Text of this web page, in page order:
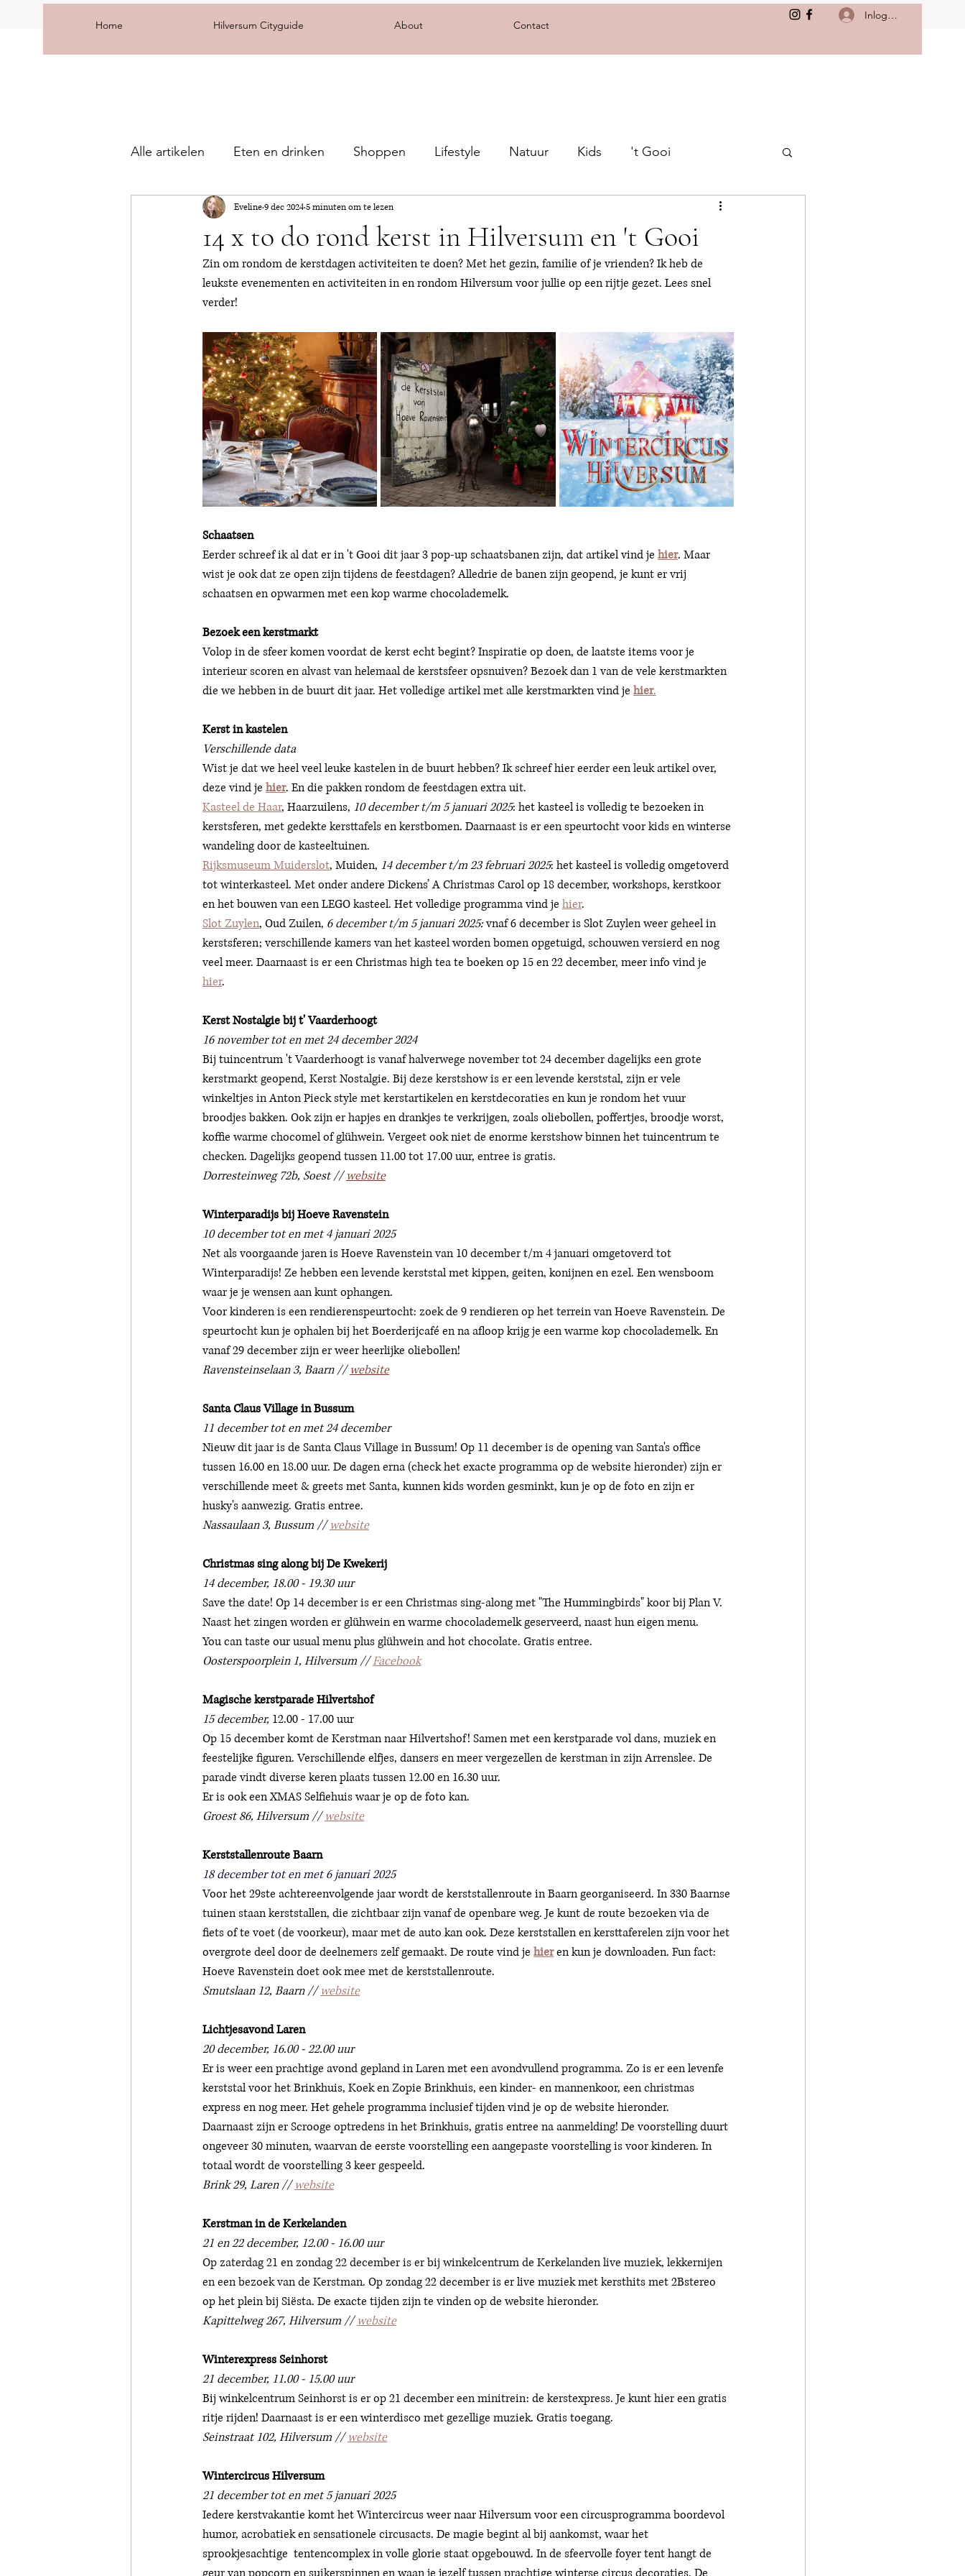
Home Hilversum Cityguide About Contact
Inloggen
Alle artikelen Eten en drinken Shoppen Lifestyle Natuur Kids 't Gooi
14 x to do rond kerst in Hilversum en 't Gooi
Eveline9 dec 20245 minuten om te lezen
Zin om rondom de kerstdagen activiteiten te doen? Met het gezin, familie of je vrienden? Ik heb de
leukste evenementen en activiteiten in en rondom Hilversum voor jullie op een rijtje gezet. Lees snel
verder!
Schaatsen
Eerder schreef ik al dat er in 't Gooi dit jaar 3 pop-up schaatsbanen zijn, dat artikel vind je hier. Maar
wist je ook dat ze open zijn tijdens de feestdagen? Alledrie de banen zijn geopend, je kunt er vrij
schaatsen en opwarmen met een kop warme chocolademelk.
Bezoek een kerstmarkt
Volop in de sfeer komen voordat de kerst echt begint? Inspiratie op doen, de laatste items voor je
interieur scoren en alvast van helemaal de kerstsfeer opsnuiven? Bezoek dan 1 van de vele kerstmarkten
die we hebben in de buurt dit jaar. Het volledige artikel met alle kerstmarkten vind je hier.
Kerst in kastelen
Verschillende data
Wist je dat we heel veel leuke kastelen in de buurt hebben? Ik schreef hier eerder een leuk artikel over,
deze vind je hier. En die pakken rondom de feestdagen extra uit.
Kasteel de Haar, Haarzuilens, 10 december t/m 5 januari 2025: het kasteel is volledig te bezoeken in
kerstsferen, met gedekte kersttafels en kerstbomen. Daarnaast is er een speurtocht voor kids en winterse
wandeling door de kasteeltuinen.
Rijksmuseum Muiderslot, Muiden, 14 december t/m 23 februari 2025: het kasteel is volledig omgetoverd
tot winterkasteel. Met onder andere Dickens’ A Christmas Carol op 18 december, workshops, kerstkoor
en het bouwen van een LEGO kasteel. Het volledige programma vind je hier.
Slot Zuylen, Oud Zuilen, 6 december t/m 5 januari 2025: vnaf 6 december is Slot Zuylen weer geheel in
kerstsferen; verschillende kamers van het kasteel worden bomen opgetuigd, schouwen versierd en nog
veel meer. Daarnaast is er een Christmas high tea te boeken op 15 en 22 december, meer info vind je
hier.
Kerst Nostalgie bij t' Vaarderhoogt
16 november tot en met 24 december 2024
Bij tuincentrum 't Vaarderhoogt is vanaf halverwege november tot 24 december dagelijks een grote
kerstmarkt geopend, Kerst Nostalgie. Bij deze kerstshow is er een levende kerststal, zijn er vele
winkeltjes in Anton Pieck style met kerstartikelen en kerstdecoraties en kun je rondom het vuur
broodjes bakken. Ook zijn er hapjes en drankjes te verkrijgen, zoals oliebollen, poffertjes, broodje worst,
koffie warme chocomel of glühwein. Vergeet ook niet de enorme kerstshow binnen het tuincentrum te
checken. Dagelijks geopend tussen 11.00 tot 17.00 uur, entree is gratis.
Dorresteinweg 72b, Soest // website
Winterparadijs bij Hoeve Ravenstein
10 december tot en met 4 januari 2025
Net als voorgaande jaren is Hoeve Ravenstein van 10 december t/m 4 januari omgetoverd tot
Winterparadijs! Ze hebben een levende kerststal met kippen, geiten, konijnen en ezel. Een wensboom
waar je je wensen aan kunt ophangen.
Voor kinderen is een rendierenspeurtocht: zoek de 9 rendieren op het terrein van Hoeve Ravenstein. De
speurtocht kun je ophalen bij het Boerderijcafé en na afloop krijg je een warme kop chocolademelk. En
vanaf 29 december zijn er weer heerlijke oliebollen!
Ravensteinselaan 3, Baarn // website
Santa Claus Village in Bussum
11 december tot en met 24 december
Nieuw dit jaar is de Santa Claus Village in Bussum! Op 11 december is de opening van Santa's office
tussen 16.00 en 18.00 uur. De dagen erna (check het exacte programma op de website hieronder) zijn er
verschillende meet & greets met Santa, kunnen kids worden gesminkt, kun je op de foto en zijn er
husky's aanwezig. Gratis entree.
Nassaulaan 3, Bussum // website
Christmas sing along bij De Kwekerij
14 december, 18.00 - 19.30 uur
Save the date! Op 14 december is er een Christmas sing-along met "The Hummingbirds" koor bij Plan V.
Naast het zingen worden er glühwein en warme chocolademelk geserveerd, naast hun eigen menu.
You can taste our usual menu plus glühwein and hot chocolate. Gratis entree.
Oosterspoorplein 1, Hilversum // Facebook
Magische kerstparade Hilvertshof
15 december, 12.00 - 17.00 uur
Op 15 december komt de Kerstman naar Hilvertshof! Samen met een kerstparade vol dans, muziek en
feestelijke figuren. Verschillende elfjes, dansers en meer vergezellen de kerstman in zijn Arrenslee. De
parade vindt diverse keren plaats tussen 12.00 en 16.30 uur.
Er is ook een XMAS Selfiehuis waar je op de foto kan.
Groest 86, Hilversum // website
Kerststallenroute Baarn
18 december tot en met 6 januari 2025
Voor het 29ste achtereenvolgende jaar wordt de kerststallenroute in Baarn georganiseerd. In 330 Baarnse
tuinen staan kerststallen, die zichtbaar zijn vanaf de openbare weg. Je kunt de route bezoeken via de
fiets of te voet (de voorkeur), maar met de auto kan ook. Deze kerststallen en kersttaferelen zijn voor het
overgrote deel door de deelnemers zelf gemaakt. De route vind je hier en kun je downloaden. Fun fact:
Hoeve Ravenstein doet ook mee met de kerststallenroute.
Smutslaan 12, Baarn // website
Lichtjesavond Laren
20 december, 16.00 - 22.00 uur
Er is weer een prachtige avond gepland in Laren met een avondvullend programma. Zo is er een levenfe
kerststal voor het Brinkhuis, Koek en Zopie Brinkhuis, een kinder- en mannenkoor, een christmas
express en nog meer. Het gehele programma inclusief tijden vind je op de website hieronder.
Daarnaast zijn er Scrooge optredens in het Brinkhuis, gratis entree na aanmelding! De voorstelling duurt
ongeveer 30 minuten, waarvan de eerste voorstelling een aangepaste voorstelling is voor kinderen. In
totaal wordt de voorstelling 3 keer gespeeld.
Brink 29, Laren // website
Kerstman in de Kerkelanden
21 en 22 december, 12.00 - 16.00 uur
Op zaterdag 21 en zondag 22 december is er bij winkelcentrum de Kerkelanden live muziek, lekkernijen
en een bezoek van de Kerstman. Op zondag 22 december is er live muziek met kersthits met 2Bstereo
op het plein bij Siësta. De exacte tijden zijn te vinden op de website hieronder.
Kapittelweg 267, Hilversum // website
Winterexpress Seinhorst
21 december, 11.00 - 15.00 uur
Bij winkelcentrum Seinhorst is er op 21 december een minitrein: de kerstexpress. Je kunt hier een gratis
ritje rijden! Daarnaast is er een winterdisco met gezellige muziek. Gratis toegang.
Seinstraat 102, Hilversum // website
Wintercircus Hilversum
21 december tot en met 5 januari 2025
Iedere kerstvakantie komt het Wintercircus weer naar Hilversum voor een circusprogramma boordevol
humor, acrobatiek en sensationele circusacts. De magie begint al bij aankomst, waar het
sprookjesachtige  tentencomplex in volle glorie staat opgebouwd. In de sfeervolle foyer tent hangt de